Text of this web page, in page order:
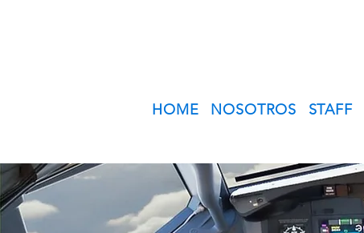
HOME NOSOTROS STAFF